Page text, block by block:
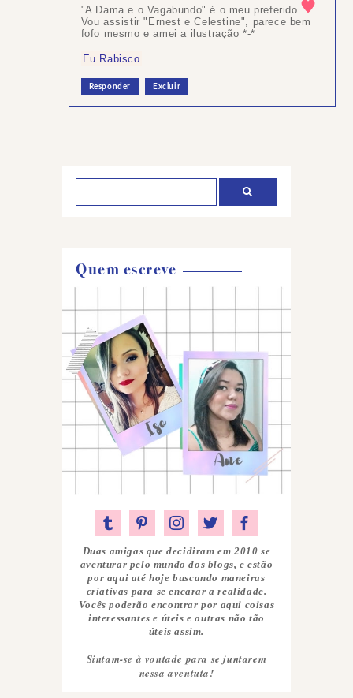
"A Dama e o Vagabundo" é o meu preferido
Vou assistir "Ernest e Celestine", parece bem
fofo mesmo e amei a ilustração *-*
Eu Rabisco
Responder Excluir
Quem escreve
Duas amigas que decidiram em 2010 se
aventurar pelo mundo dos blogs, e estão
por aqui até hoje buscando maneiras
criativas para se encarar a realidade.
Vocês poderão encontrar por aqui coisas
interessantes e úteis e outras não tão
úteis assim.
Sintam-se à vontade para se juntarem
nessa aventuta!